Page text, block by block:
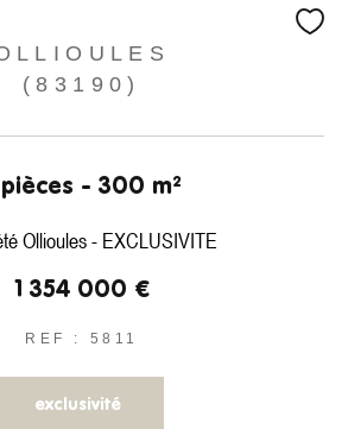
(83190)
- 300 m²
Ollioules - EXCLUSIVITE
1 354 000 €
REF : 5811
exclusivité